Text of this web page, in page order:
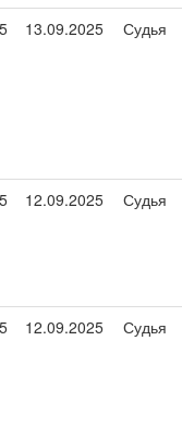
13.09.2025 Судья
12.09.2025 Судья
12.09.2025 Судья